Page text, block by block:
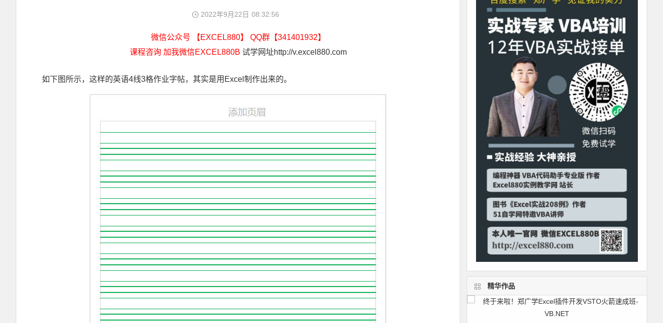
2022年9月22日 08:32:56
微信公众号 【EXCEL880】 QQ群【341401932】
课程咨询 加我微信EXCEL880B 试学网址http://v.excel880.com
如下图所示，这样的英语4线3格作业字帖，其实是用Excel制作出来的。
精华作品